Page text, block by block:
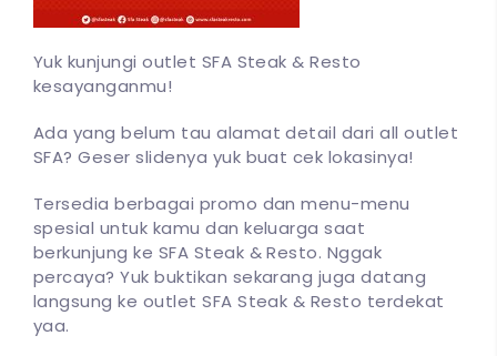
Yuk kunjungi outlet SFA Steak & Resto
kesayanganmu!
Ada yang belum tau alamat detail dari all outlet
SFA? Geser slidenya yuk buat cek lokasinya!
Tersedia berbagai promo dan menu-menu
spesial untuk kamu dan keluarga saat
berkunjung ke SFA Steak & Resto. Nggak
percaya? Yuk buktikan sekarang juga datang
langsung ke outlet SFA Steak & Resto terdekat
yaa.